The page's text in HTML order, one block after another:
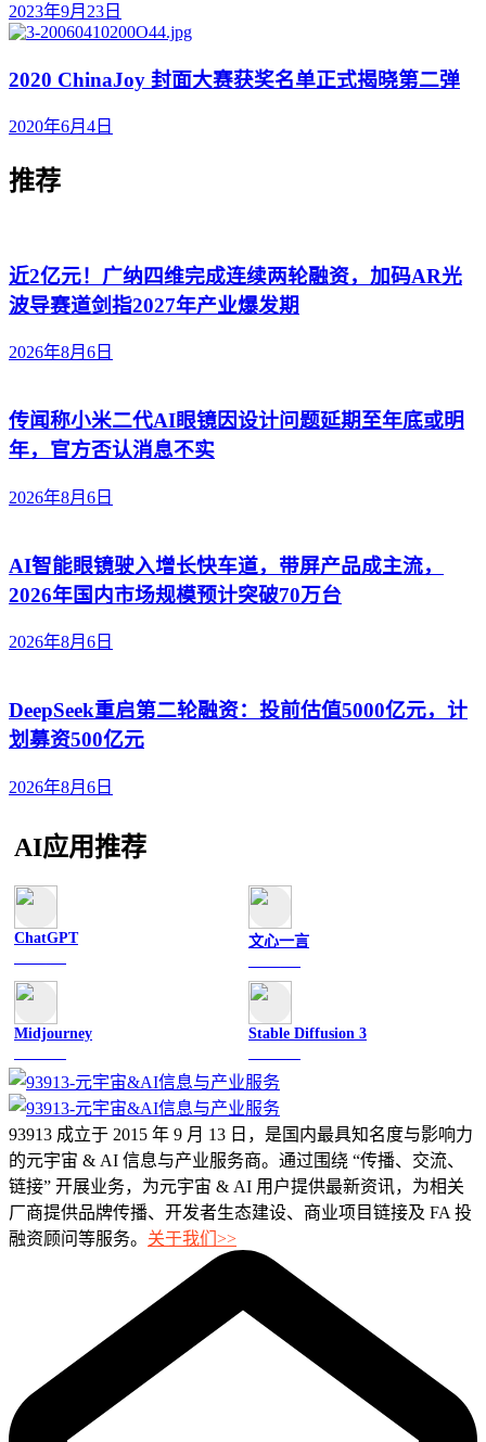
2023年9月23日
2020 ChinaJoy 封面大赛获奖名单正式揭晓第二弹
2020年6月4日
推荐
近2亿元！广纳四维完成连续两轮融资，加码AR光
波导赛道剑指2027年产业爆发期
2026年8月6日
传闻称小米二代AI眼镜因设计问题延期至年底或明
年，官方否认消息不实
2026年8月6日
AI智能眼镜驶入增长快车道，带屏产品成主流，
2026年国内市场规模预计突破70万台
2026年8月6日
DeepSeek重启第二轮融资：投前估值5000亿元，计
划募资500亿元
2026年8月6日
AI应用推荐
ChatGPT 文心一言
Midjourney Stable Diffusion 3
93913 成立于 2015 年 9 月 13 日，是国内最具知名度与影响力
的元宇宙 & AI 信息与产业服务商。通过围绕 “传播、交流、
链接” 开展业务，为元宇宙 & AI 用户提供最新资讯，为相关
厂商提供品牌传播、开发者生态建设、商业项目链接及 FA 投
融资顾问等服务。 关于我们>>